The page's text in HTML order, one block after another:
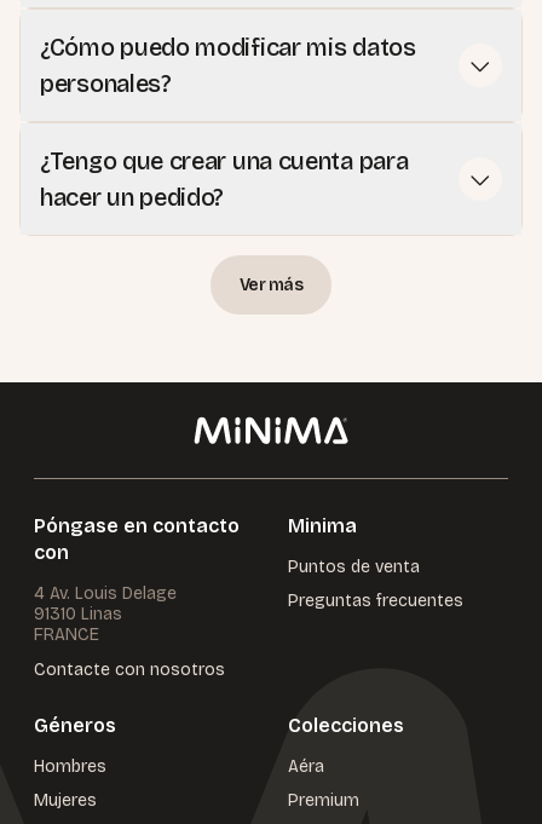
¿Cómo puedo modificar mis datos
personales?
¿Tengo que crear una cuenta para
hacer un pedido?
Ver más
Póngase en contacto
con
4 Av. Louis Delage
91310 Linas
FRANCE
Contacte con nosotros
Minima
Puntos de venta
Preguntas frecuentes
Géneros
Hombres
Mujeres
Colecciones
Aéra
Premium